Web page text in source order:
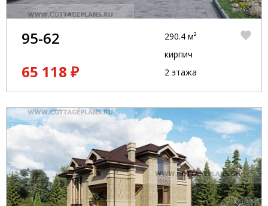
95-62
65 118 ₽
290.4 м²
кирпич
2 этажа